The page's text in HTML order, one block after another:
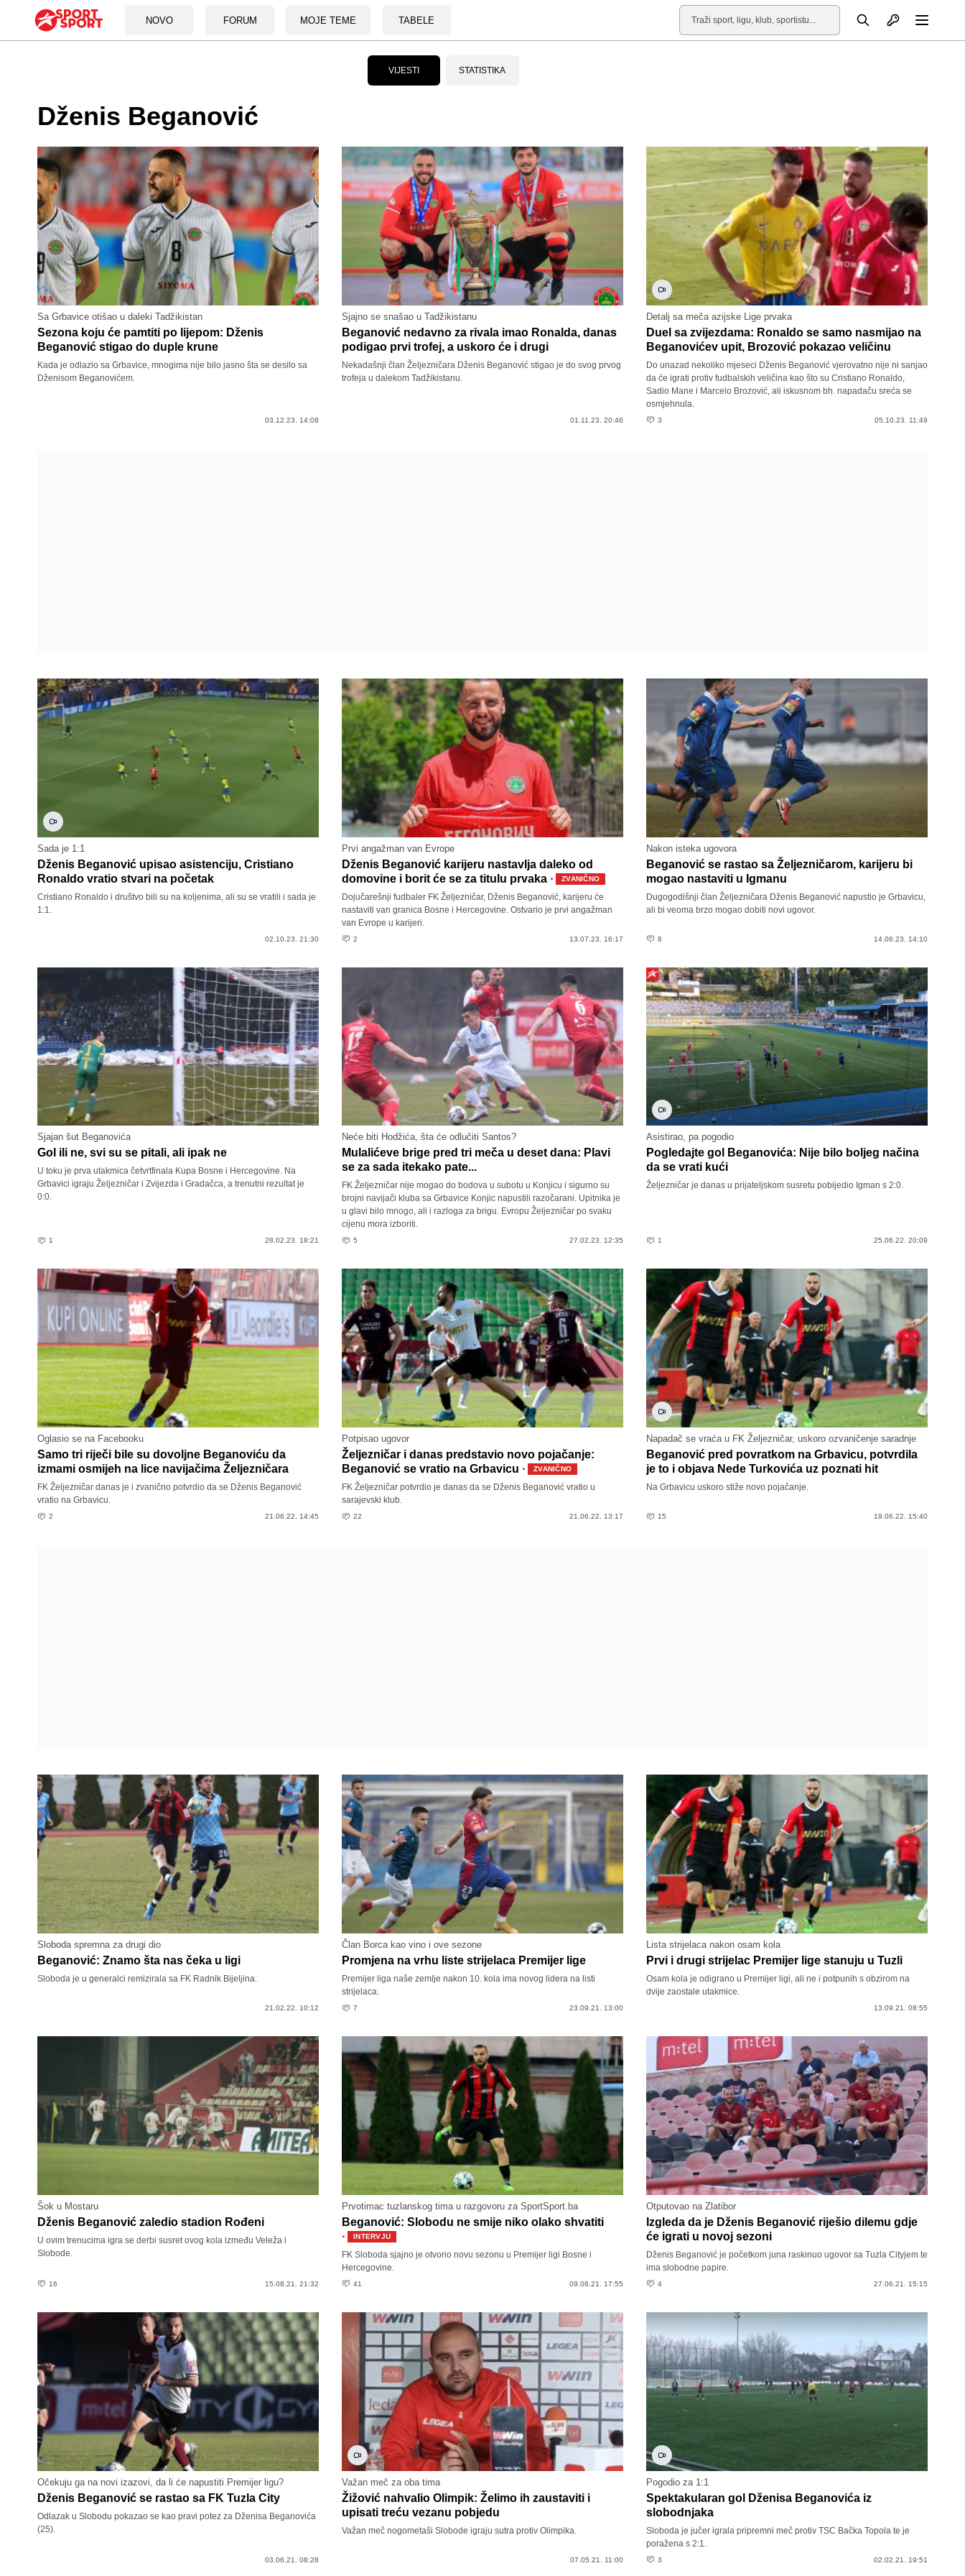
NOVO FORUM MOJE TEME TABELE
Pretraga Otvori profil
VIJESTI STATISTIKA
Dženis Beganović
Sa Grbavice otišao u daleki Tadžikistan
Sezona koju će pamtiti po lijepom: Dženis
Beganović stigao do duple krune
Kada je odlazio sa Grbavice, mnogima nije bilo jasno šta se desilo sa
Dženisom Beganovićem.
03.12.23. 14:08
Sjajno se snašao u Tadžikistanu
Beganović nedavno za rivala imao Ronalda, danas
podigao prvi trofej, a uskoro će i drugi
Nekadašnji član Željezničara Dženis Beganović stigao je do svog prvog
trofeja u dalekom Tadžikistanu.
01.11.23. 20:46
Detalj sa meča azijske Lige prvaka
Duel sa zvijezdama: Ronaldo se samo nasmijao na
Beganovićev upit, Brozović pokazao veličinu
Do unazad nekoliko mjeseci Dženis Beganović vjerovatno nije ni sanjao
da će igrati protiv fudbalskih veličina kao što su Cristiano Ronaldo,
Sadio Mane i Marcelo Brozović, ali iskusnom bh. napadaču sreća se
osmjehnula.
3 05.10.23. 11:49
Sada je 1:1
Dženis Beganović upisao asistenciju, Cristiano
Ronaldo vratio stvari na početak
Cristiano Ronaldo i društvo bili su na koljenima, ali su se vratili i sada je
1:1.
02.10.23. 21:30
Prvi angažman van Evrope
Dženis Beganović karijeru nastavlja daleko od
domovine i borit će se za titulu prvaka · ZVANIČNO
Dojučarešnji fudbaler FK Željezničar, Dženis Beganović, karijeru će
nastaviti van granica Bosne i Hercegovine. Ostvario je prvi angažman
van Evrope u karijeri.
2 13.07.23. 16:17
Nakon isteka ugovora
Beganović se rastao sa Željezničarom, karijeru bi
mogao nastaviti u Igmanu
Dugogodišnji član Željezničara Dženis Beganović napustio je Grbavicu,
ali bi veoma brzo mogao dobiti novi ugovor.
8 14.06.23. 14:10
Sjajan šut Beganovića
Gol ili ne, svi su se pitali, ali ipak ne
U toku je prva utakmica četvrtfinala Kupa Bosne i Hercegovine. Na
Grbavici igraju Željezničar i Zvijezda i Gradačca, a trenutni rezultat je
0:0.
1 28.02.23. 18:21
Neće biti Hodžića, šta će odlučiti Santos?
Mulalićeve brige pred tri meča u deset dana: Plavi
se za sada itekako pate...
FK Željezničar nije mogao do bodova u subotu u Konjicu i sigurno su
brojni navijači kluba sa Grbavice Konjic napustili razočarani. Upitnika je
u glavi bilo mnogo, ali i razloga za brigu. Evropu Željezničar po svaku
cijenu mora izboriti.
5 27.02.23. 12:35
Asistirao, pa pogodio
Pogledajte gol Beganovića: Nije bilo boljeg načina
da se vrati kući
Željezničar je danas u prijateljskom susretu pobijedio Igman s 2:0.
1 25.06.22. 20:09
Oglasio se na Facebooku
Samo tri riječi bile su dovoljne Beganoviću da
izmami osmijeh na lice navijačima Željezničara
FK Željezničar danas je i zvanično potvrdio da se Dženis Beganović
vratio na Grbavicu.
2 21.06.22. 14:45
Potpisao ugovor
Željezničar i danas predstavio novo pojačanje:
Beganović se vratio na Grbavicu · ZVANIČNO
FK Željezničar potvrdio je danas da se Dženis Beganović vratio u
sarajevski klub.
22 21.06.22. 13:17
Napadač se vraća u FK Željezničar, uskoro ozvaničenje saradnje
Beganović pred povratkom na Grbavicu, potvrdila
je to i objava Nede Turkovića uz poznati hit
Na Grbavicu uskoro stiže novo pojačanje.
15 19.06.22. 15:40
Sloboda spremna za drugi dio
Beganović: Znamo šta nas čeka u ligi
Sloboda je u generalci remizirala sa FK Radnik Bijeljina.
21.02.22. 10:12
Član Borca kao vino i ove sezone
Promjena na vrhu liste strijelaca Premijer lige
Premijer liga naše zemlje nakon 10. kola ima novog lidera na listi
strijelaca.
7 23.09.21. 13:00
Lista strijelaca nakon osam kola
Prvi i drugi strijelac Premijer lige stanuju u Tuzli
Osam kola je odigrano u Premijer ligi, ali ne i potpunih s obzirom na
dvije zaostale utakmice.
13.09.21. 08:55
Šok u Mostaru
Dženis Beganović zaledio stadion Rođeni
U ovim trenucima igra se derbi susret ovog kola između Veleža i
Slobode.
16 15.08.21. 21:32
Prvotimac tuzlanskog tima u razgovoru za SportSport.ba
Beganović: Slobodu ne smije niko olako shvatiti
· INTERVJU
FK Sloboda sjajno je otvorio novu sezonu u Premijer ligi Bosne i
Hercegovine.
41 09.08.21. 17:55
Otputovao na Zlatibor
Izgleda da je Dženis Beganović riješio dilemu gdje
će igrati u novoj sezoni
Dženis Beganović je početkom juna raskinuo ugovor sa Tuzla Cityjem te
ima slobodne papire.
4 27.06.21. 15:15
Očekuju ga na novi izazovi, da li će napustiti Premijer ligu?
Dženis Beganović se rastao sa FK Tuzla City
Odlazak u Slobodu pokazao se kao pravi potez za Dženisa Beganovića
(25).
03.06.21. 08:28
Važan meč za oba tima
Žižović nahvalio Olimpik: Želimo ih zaustaviti i
upisati treću vezanu pobjedu
Važan meč nogometaši Slobode igraju sutra protiv Olimpika.
07.05.21. 11:00
Pogodio za 1:1
Spektakularan gol Dženisa Beganovića iz
slobodnjaka
Sloboda je jučer igrala pripremni meč protiv TSC Bačka Topola te je
poražena s 2:1.
3 02.02.21. 19:51